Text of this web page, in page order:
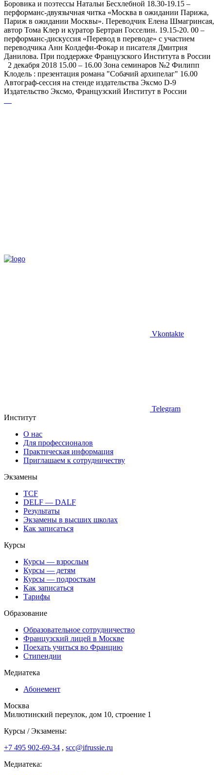
Боровика и поэтессы Натальи Бесхлебной 18.30-19.15 –
перформанс-двуязычная читка «Москва в ожидании Парижа,
Париж в ожидании Москвы». Переводчик Елена Шмагринсая,
автор Тома Клер и куратор Бертран Госселин. 19.15-20. 00 –
перформанс-дискуссия «Перевод в переводе» с участием
переводчика Анн Колдефи-Фокар и писателя Дмитрия
Данилова. При поддержке Французского Института в России
2 декабря 2018 15.00 – 16.00 Зона семинаров №2 Филипп
Клодель : презентация романа "Собачий архипелаг" 16.00
Автограф-сессия на стенде издательства Эксмо D-9
Издательство Эксмо, Французский Институт в России
Vkontakte
Telegram
Институт
О нас
Для профессионалов
Практическая информация
Приглашаем к сотрудничеству
Экзамены
TCF
DELF — DALF
Результаты
Экзамены в высших школах
Как записаться
Курсы
Курсы — взрослым
Курсы — детям
Курсы — подросткам
Как записаться
Тарифы
Образование
Образовательное сотрудничество
Французский лицей в Москве
Поехать учиться во Францию
Стипендии
Медиатека
Абонемент
Москва
Милютинский переулок, дом 10, строение 1
Курсы / Экзамены:
+7 495 902-69-34 , scc@ifrussie.ru
Медиатека: